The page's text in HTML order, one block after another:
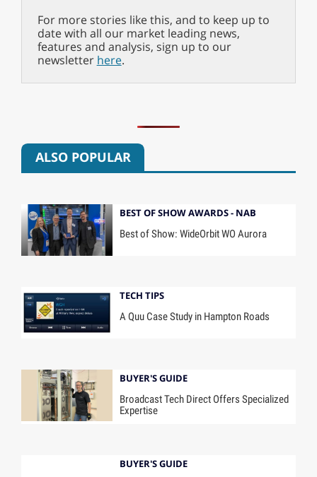
For more stories like this, and to keep up to
date with all our market leading news,
features and analysis, sign up to our
newsletter here.
ALSO POPULAR
BEST OF SHOW AWARDS - NAB
Best of Show: WideOrbit WO Aurora
TECH TIPS
A Quu Case Study in Hampton Roads
BUYER'S GUIDE
Broadcast Tech Direct Offers Specialized
Expertise
BUYER'S GUIDE